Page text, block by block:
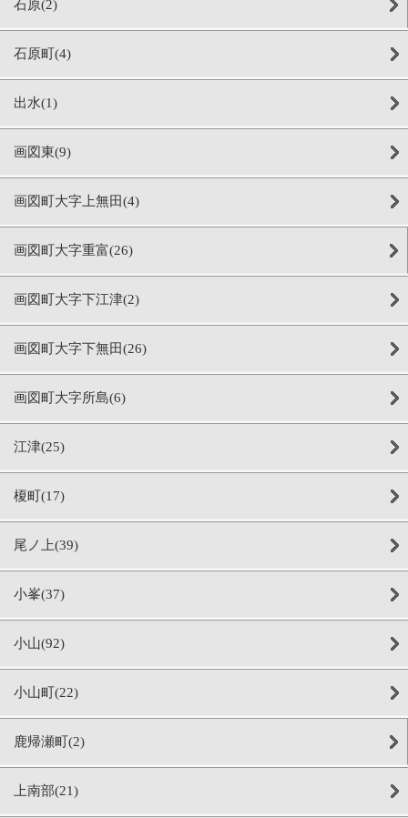
石原(2)
石原町(4)
出水(1)
画図東(9)
画図町大字上無田(4)
画図町大字重富(26)
画図町大字下江津(2)
画図町大字下無田(26)
画図町大字所島(6)
江津(25)
榎町(17)
尾ノ上(39)
小峯(37)
小山(92)
小山町(22)
鹿帰瀬町(2)
上南部(21)